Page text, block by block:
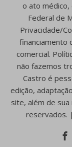
o ato médico,
Federal de
Privacidade/
financiamento
comercial.
não fazemos
Castro é
edição,
site, além de
reservados.